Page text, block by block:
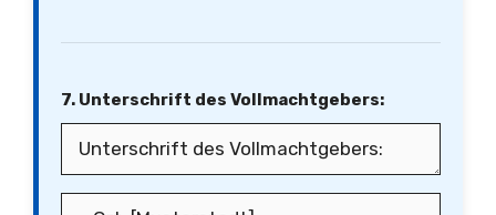
7. Unterschrift des Vollmachtgebers: